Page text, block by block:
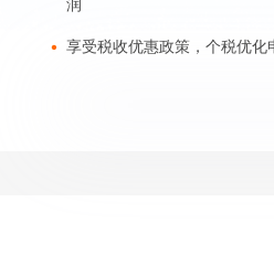
润
享受税收优惠政策，个税优化